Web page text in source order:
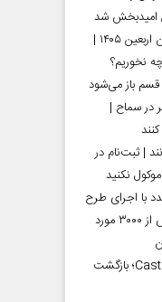
امیدبخش شد
توصیه‌های تغذیه‌ای برای زائران اربعین ۱۴۰۵ |
نخوریم؟
در سماح |
اربعین ۱۴۰۵ بخوانند | ثبت‌نام در
نکنید
با اجرای طرح
«پرستار پیگیر» | شناسایی بیش از ۳۰۰۰ مورد
Castlevania: Belmont’s Curse؛ بازگشت